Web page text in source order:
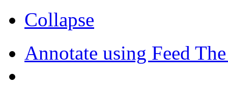
Collapse
Annotate using Feed